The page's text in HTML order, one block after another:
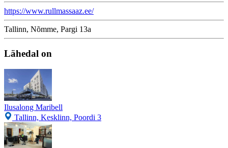
https://www.rullmassaaz.ee/
Tallinn, Nõmme, Pargi 13a
Lähedal on
Ilusalong Maribell
Tallinn, Kesklinn, Poordi 3